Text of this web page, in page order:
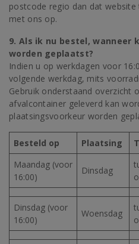
postcode regio dan dat
met ons op.
9. Als ik nu bestel, wanneer
worden geplaatst?
Indien u op werkdagen voor
volgende werkdag, mits
Gebruik onderstaand overzicht
afvalcontainer geleverd kan
plaatsingsvoorkeur worden
Besteld op Plaatsing
Maandag (voor
16:00)
Dinsdag
Dinsdag (voor
16:00)
Woensdag